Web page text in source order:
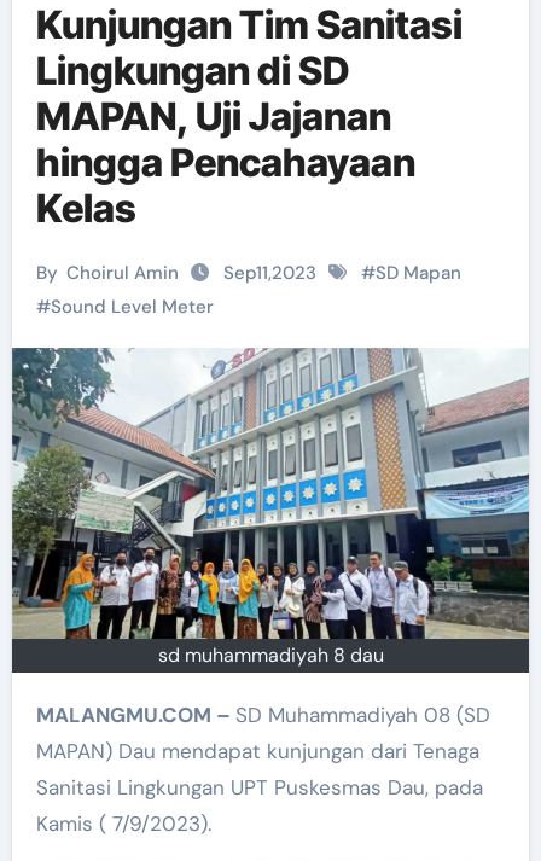
Kunjungan Tim Sanitasi
Lingkungan di SD
MAPAN, Uji Jajanan
hingga Pencahayaan
Kelas
By Choirul Amin Sep11,2023 #SD Mapan
#Sound Level Meter
sd muhammadiyah 8 dau
MALANGMU.COM – SD Muhammadiyah 08 (SD
MAPAN) Dau mendapat kunjungan dari Tenaga
Sanitasi Lingkungan UPT Puskesmas Dau, pada
Kamis ( 7/9/2023).